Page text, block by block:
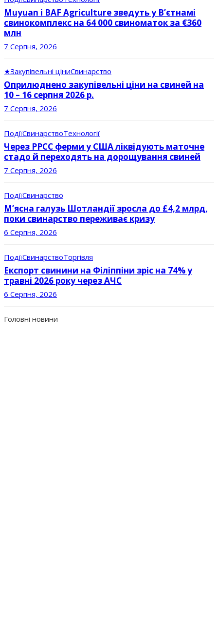
Muyuan і BAF Agriculture зведуть у В’єтнамі
свинокомплекс на 64 000 свиноматок за €360
млн
7 Серпня, 2026
★Закупівельні ціниСвинарство
Оприлюднено закупівельні ціни на свиней на
10 – 16 серпня 2026 р.
7 Серпня, 2026
ПодіїСвинарствоТехнології
Через РРСС ферми у США ліквідують маточне
стадо й переходять на дорощування свиней
7 Серпня, 2026
ПодіїСвинарство
М’ясна галузь Шотландії зросла до £4,2 млрд,
поки свинарство переживає кризу
6 Серпня, 2026
ПодіїСвинарствоТоргівля
Експорт свинини на Філіппіни зріс на 74% у
травні 2026 року через АЧС
6 Серпня, 2026
Головні новини